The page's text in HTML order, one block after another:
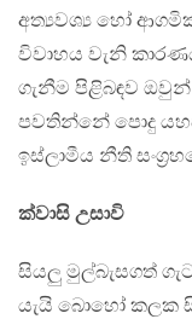
අත්‍යවශ්‍ය හෝ
විවාහය වැනි
ගැනීම පිළිබඳව ඔවුන්
පවතින්නේ පොදු
ඉස්ලාමීය නීති
ක්වාසි උසාවි
සියලු මුල්බැසගත්
යැයි බොහෝ කලක